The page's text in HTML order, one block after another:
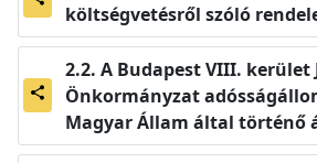
költségvetésről szóló
share
A Budapest VIII. kerület
Önkormányzat
Magyar Állam által történő